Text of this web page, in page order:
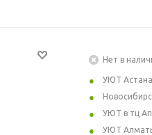
Нет в
УЮТ Астана
УЮТ в тц
УЮТ